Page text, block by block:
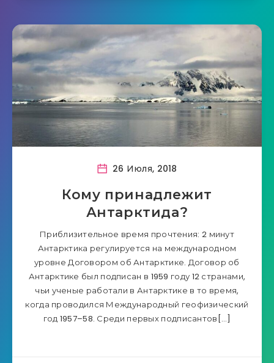
26 Июля, 2018
Кому принадлежит
Антарктида?
Приблизительное время прочтения: 2 минут
Антарктика регулируется на международном
уровне Договором об Антарктике. Договор об
Антарктике был подписан в 1959 году 12 странами,
чьи ученые работали в Антарктике в то время,
когда проводился Международный геофизический
год 1957–58. Среди первых подписантов[…]